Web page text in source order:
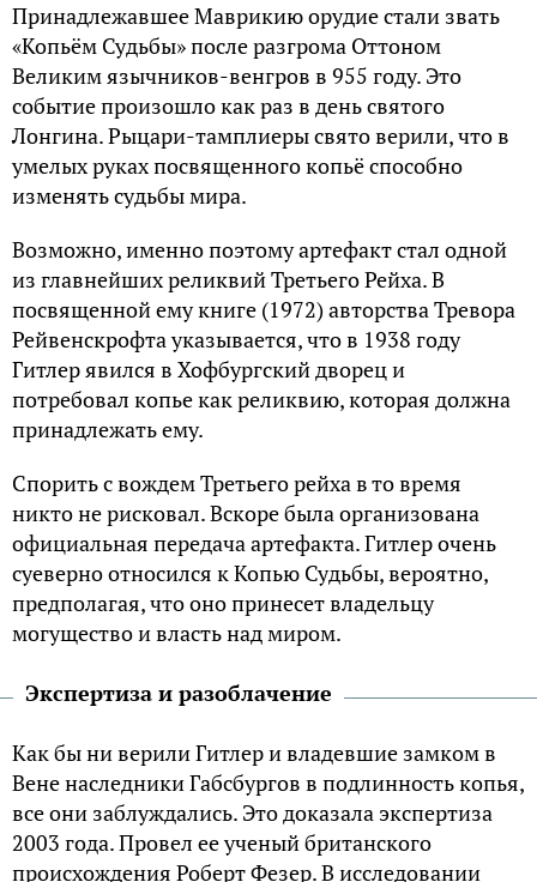
Принадлежавшее Маврикию орудие стали звать
«Копьём Судьбы» после разгрома Оттоном
Великим язычников-венгров в 955 году. Это
событие произошло как раз в день святого
Лонгина. Рыцари-тамплиеры свято верили, что в
умелых руках посвященного копьё способно
изменять судьбы мира.
Возможно, именно поэтому артефакт стал одной
из главнейших реликвий Третьего Рейха. В
посвященной ему книге (1972) авторства Тревора
Рейвенскрофта указывается, что в 1938 году
Гитлер явился в Хофбургский дворец и
потребовал копье как реликвию, которая должна
принадлежать ему.
Спорить с вождем Третьего рейха в то время
никто не рисковал. Вскоре была организована
официальная передача артефакта. Гитлер очень
суеверно относился к Копью Судьбы, вероятно,
предполагая, что оно принесет владельцу
могущество и власть над миром.
Экспертиза и разоблачение
Как бы ни верили Гитлер и владевшие замком в
Вене наследники Габсбургов в подлинность копья,
все они заблуждались. Это доказала экспертиза
2003 года. Провел ее ученый британского
происхождения Роберт Фезер. В исследовании